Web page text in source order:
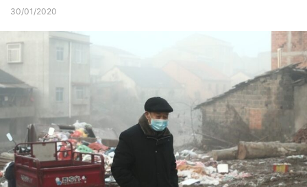
30/01/2020